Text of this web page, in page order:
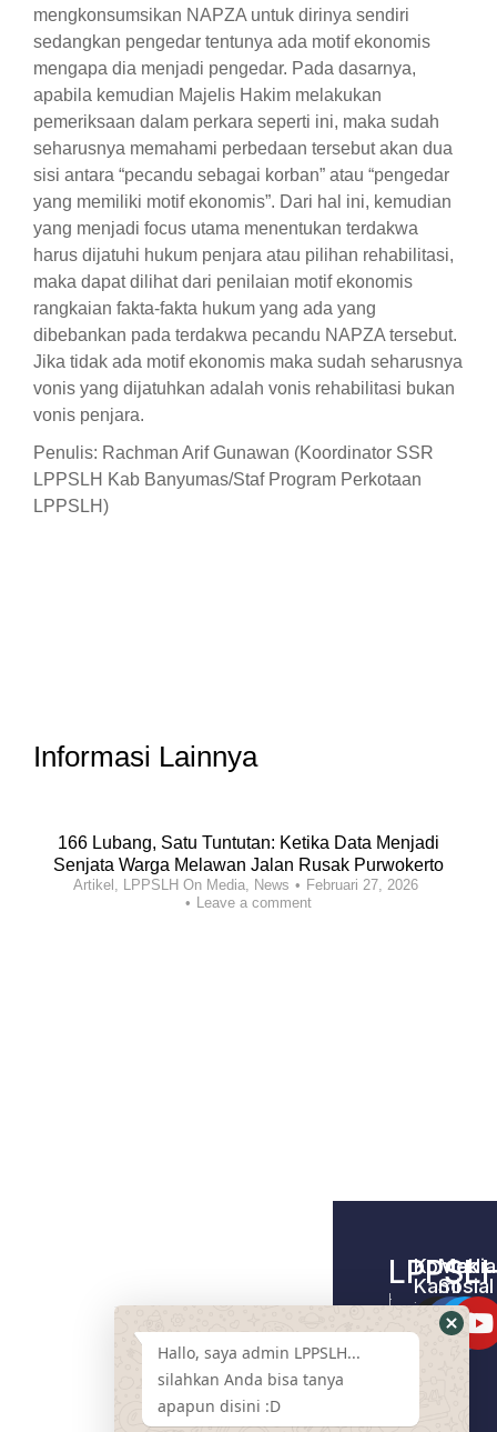
mengkonsumsikan NAPZA untuk dirinya sendiri
sedangkan pengedar tentunya ada motif ekonomis
mengapa dia menjadi pengedar. Pada dasarnya,
apabila kemudian Majelis Hakim melakukan
pemeriksaan dalam perkara seperti ini, maka sudah
seharusnya memahami perbedaan tersebut akan dua
sisi antara “pecandu sebagai korban” atau “pengedar
yang memiliki motif ekonomis”. Dari hal ini, kemudian
yang menjadi focus utama menentukan terdakwa
harus dijatuhi hukum penjara atau pilihan rehabilitasi,
maka dapat dilihat dari penilaian motif ekonomis
rangkaian fakta-fakta hukum yang ada yang
dibebankan pada terdakwa pecandu NAPZA tersebut.
Jika tidak ada motif ekonomis maka sudah seharusnya
vonis yang dijatuhkan adalah vonis rehabilitasi bukan
vonis penjara.
Penulis: Rachman Arif Gunawan (Koordinator SSR
LPPSLH Kab Banyumas/Staf Program Perkotaan
LPPSLH)
Informasi Lainnya
166 Lubang, Satu Tuntutan: Ketika Data Menjadi
Senjata Warga Melawan Jalan Rusak Purwokerto
Artikel , LPPSLH On Media, News
Februari 27, 2026
Leave a comment
Home –
LPPSLH
Kontak
Kami
Tentang
Kami
Media
Sosial
Hallo, saya admin LPPSLH...
silahkan Anda bisa tanya
apapun disini :D